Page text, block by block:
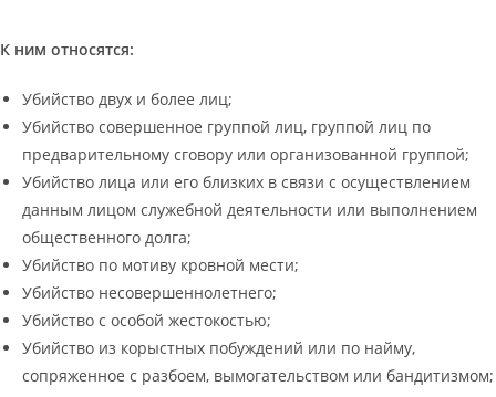
К ним относятся:
Убийство двух и более лиц;
Убийство совершенное группой лиц, группой лиц по
предварительному сговору или организованной группой;
Убийство лица или его близких в связи с осуществлением
данным лицом служебной деятельности или выполнением
общественного долга;
Убийство по мотиву кровной мести;
Убийство несовершеннолетнего;
Убийство с особой жестокостью;
Убийство из корыстных побуждений или по найму,
сопряженное с разбоем, вымогательством или бандитизмом;